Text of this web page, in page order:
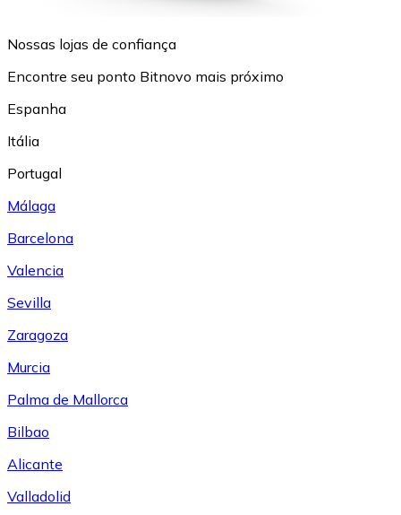
Nossas lojas de confiança
Encontre seu ponto Bitnovo mais próximo
Espanha
Itália
Portugal
Málaga
Barcelona
Valencia
Sevilla
Zaragoza
Murcia
Palma de Mallorca
Bilbao
Alicante
Valladolid